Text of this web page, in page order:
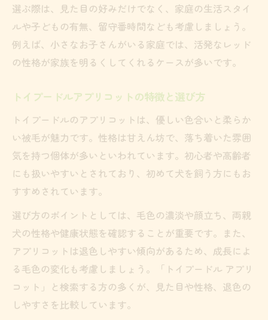
選ぶ際は、見た目の好みだけでなく、家庭の生活スタイ
ルや子どもの有無、留守番時間なども考慮しましょう。
例えば、小さなお子さんがいる家庭では、活発なレッド
の性格が家族を明るくしてくれるケースが多いです。
トイプードルアプリコットの特徴と選び方
トイプードルのアプリコットは、優しい色合いと柔らか
い被毛が魅力です。性格は甘えん坊で、落ち着いた雰囲
気を持つ個体が多いといわれています。初心者や高齢者
にも扱いやすいとされており、初めて犬を飼う方にもお
すすめされています。
選び方のポイントとしては、毛色の濃淡や顔立ち、両親
犬の性格や健康状態を確認することが重要です。また、
アプリコットは退色しやすい傾向があるため、成長によ
る毛色の変化も考慮しましょう。「トイプードル アプリ
コット」と検索する方の多くが、見た目や性格、退色の
しやすさを比較しています。